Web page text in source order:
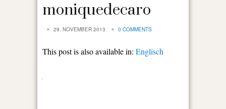
moniquedecaro
29. NOVEMBER 2013 0 COMMENTS
This post is also available in: Englisch